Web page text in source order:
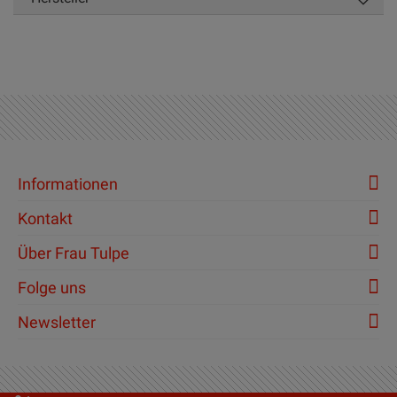
Informationen
Kontakt
Über Frau Tulpe
Folge uns
Newsletter